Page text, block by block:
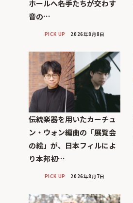
ホールへ――名手たちが交わす
音の…
PICK UP 2026年8月8日
伝統楽器を用いたカーチュ
ン・ウォン編曲の「展覧会
の絵」が、日本フィルによ
り本邦初…
PICK UP 2026年8月7日